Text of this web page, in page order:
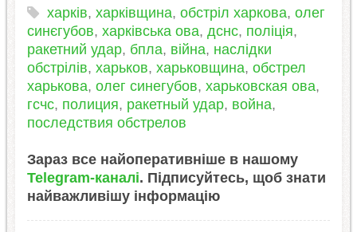
харків, харківщина, обстріл харкова, олег
синєгубов, харківська ова, дснс, поліція,
ракетний удар, бпла, війна, наслідки
обстрілів, харьков, харьковщина, обстрел
харькова, олег синегубов, харьковская ова,
гсчс, полиция, ракетный удар, война,
последствия обстрелов
Зараз все найоперативніше в нашому
Telegram-каналі. Підписуйтесь, щоб знати
найважливішу інформацію